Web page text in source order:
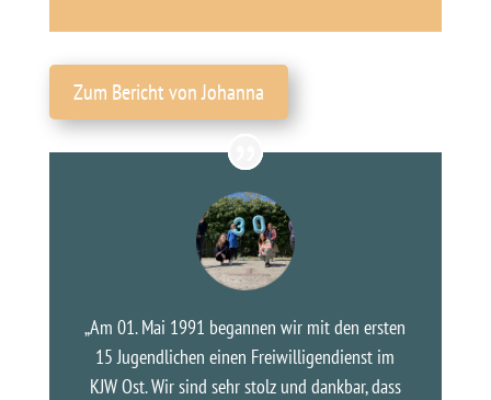
Zum Bericht von Johanna
„Am 01. Mai 1991 begannen wir mit den ersten
15 Jugendlichen einen Freiwilligendienst im
KJW Ost. Wir sind sehr stolz und dankbar, dass